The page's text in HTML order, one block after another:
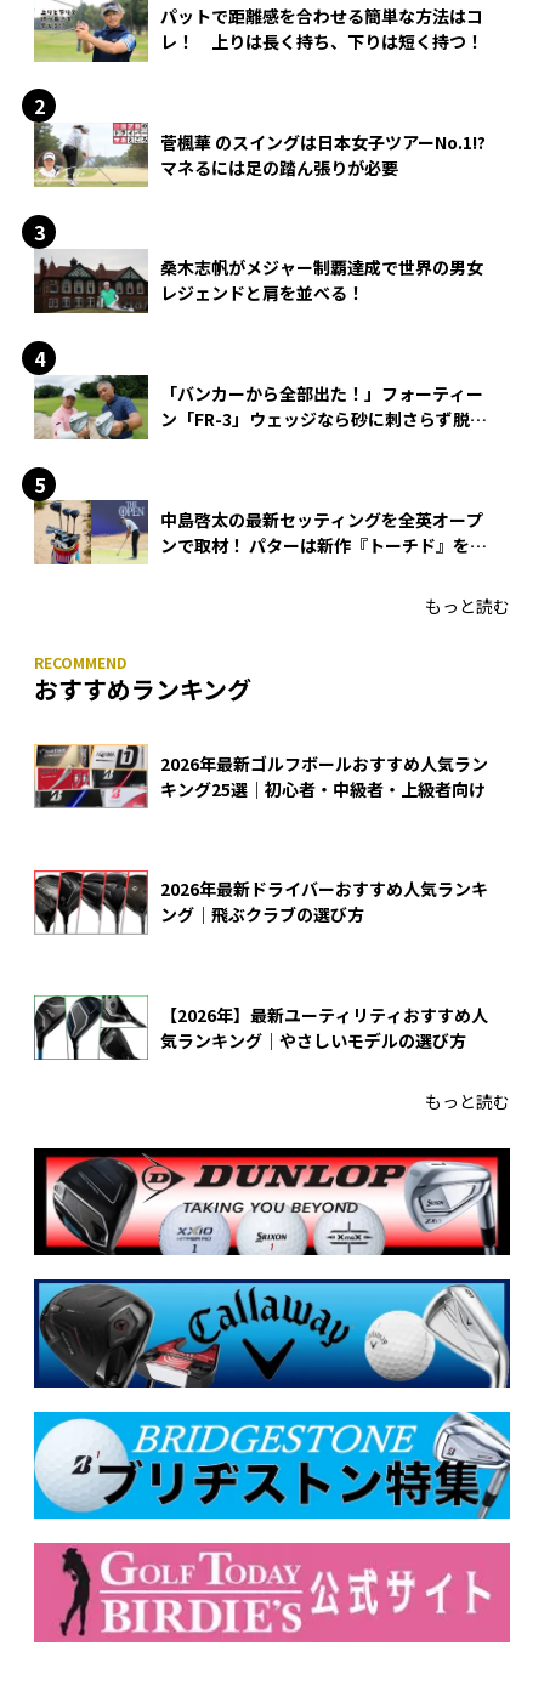
パットで距離感を合わせる簡単な方法はコ
レ！ 上りは長く持ち、下りは短く持つ！
菅楓華 のスイングは日本女子ツアーNo.1!?
マネるには足の踏ん張りが必要
桑木志帆がメジャー制覇達成で世界の男女
レジェンドと肩を並べる！
「バンカーから全部出た！」フォーティー
ン「FR-3」ウェッジなら砂に刺さらず脱出
中島啓太の最新セッティングを全英オープ
ンで取材！ パターは新作『トーチド』を投
もっと読む
おすすめランキング
2026年最新ゴルフボールおすすめ人気ラン
キング25選｜初心者・中級者・上級者向け
2026年最新ドライバーおすすめ人気ランキ
ング｜飛ぶクラブの選び方
【2026年】最新ユーティリティおすすめ人
気ランキング｜やさしいモデルの選び方
もっと読む